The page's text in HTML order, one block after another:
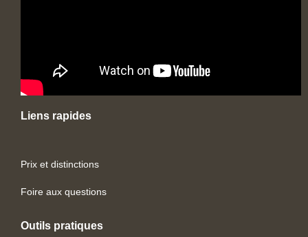
Liens rapides
Prix et distinctions
Foire aux questions
Outils pratiques